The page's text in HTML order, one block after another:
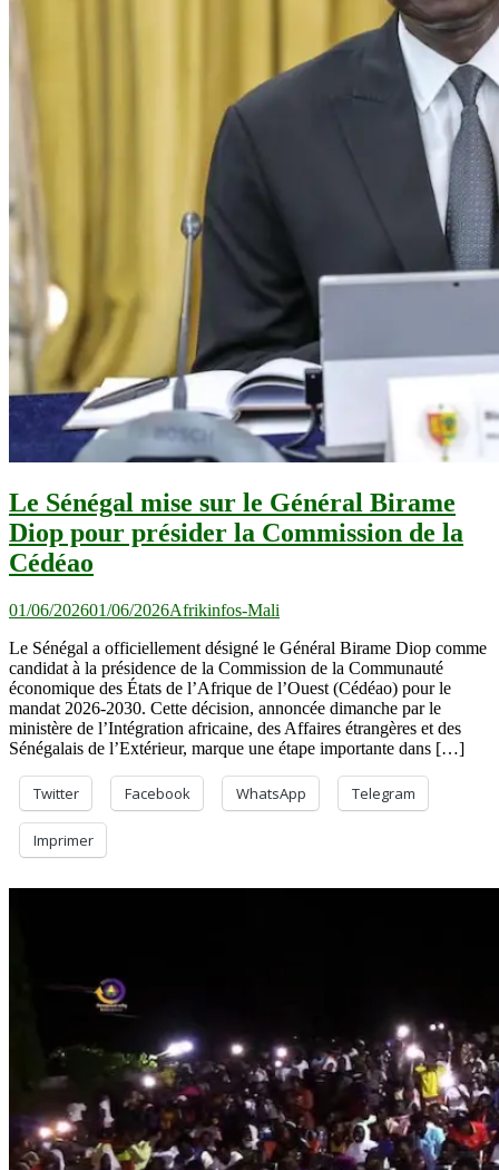
Le Sénégal mise sur le Général Birame
Diop pour présider la Commission de la
Cédéao
01/06/202601/06/2026Afrikinfos-Mali
Le Sénégal a officiellement désigné le Général Birame Diop comme
candidat à la présidence de la Commission de la Communauté
économique des États de l’Afrique de l’Ouest (Cédéao) pour le
mandat 2026-2030. Cette décision, annoncée dimanche par le
ministère de l’Intégration africaine, des Affaires étrangères et des
Sénégalais de l’Extérieur, marque une étape importante dans […]
Twitter Facebook WhatsApp Telegram
Imprimer